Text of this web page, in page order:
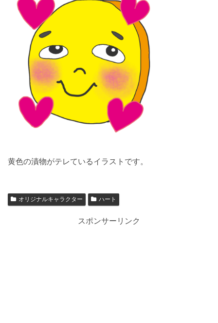
黄色の漬物がテレているイラストです。
オリジナルキャラクター ハート
スポンサーリンク